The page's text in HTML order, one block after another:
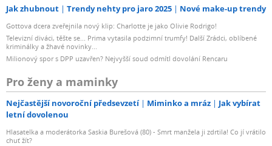
Jak zhubnout Trendy nehty pro jaro 2025 Nové make-up trendy
Gottova dcera zveřejnila nový klip: Charlotte je jako Olivie Rodrigo!
Televizní diváci, těšte se... Prima vytasila podzimní trumfy! Další Zrádci, oblíbené
kriminálky a žhavé novinky...
Milionový spor s DPP uzavřen? Nejvyšší soud odmítl dovolání Rencaru
Pro ženy a maminky
Nejčastější novoroční předsevzetí Miminko a mráz
Jak vybírat
letní dovolenou
Hlasatelka a moderátorka Saskia Burešová (80) - Smrt manžela ji zdrtila! Co jí vrátilo
chuť žít?